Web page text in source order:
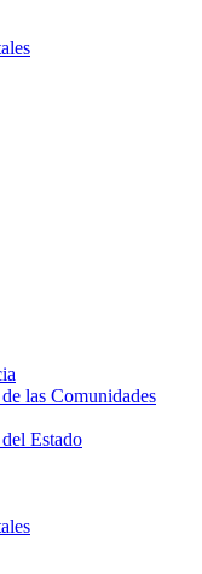
las Comunidades
Estado